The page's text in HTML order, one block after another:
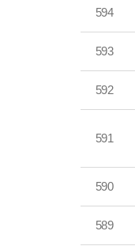
594
593
592
591
590
589